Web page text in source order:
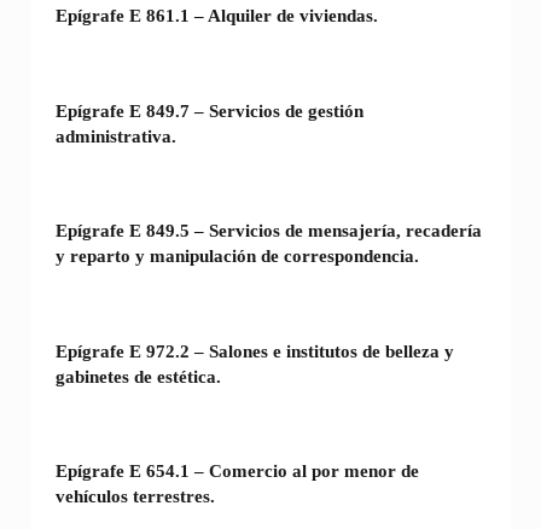
Epígrafe E 861.1 – Alquiler de viviendas.
Epígrafe E 849.7 – Servicios de gestión
administrativa.
Epígrafe E 849.5 – Servicios de mensajería, recadería
y reparto y manipulación de correspondencia.
Epígrafe E 972.2 – Salones e institutos de belleza y
gabinetes de estética.
Epígrafe E 654.1 – Comercio al por menor de
vehículos terrestres.